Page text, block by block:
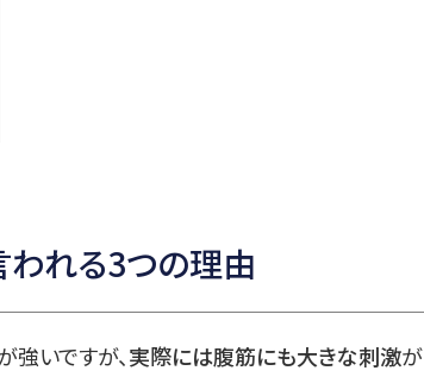
われる3つの理由
強いですが、実際には腹筋にも大きな刺激が